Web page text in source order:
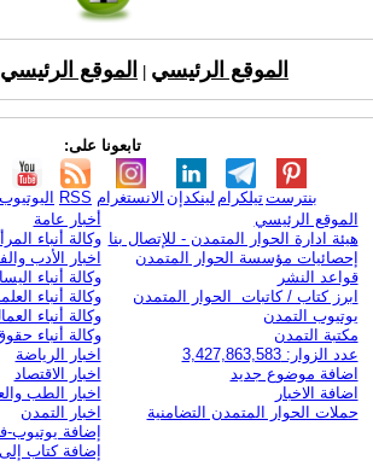
الموقع الرئيسي الموقع
تابعونا على:
اليوتيوب RSS الانستغرام لينكدإن تيلكرامبنترست
الموقع الرئيسي
هيئة ادارة الحوار المتمدن - للإتصال بنا
إحصائيات مؤسسة الحوار المتمدن
قواعد النشر
ابرز كتاب / كاتبات الحوار المتمدن
يوتيوب التمدن
مكتبة التمدن
عدد الزوار: 3,427,863,583
اضافة موضوع جديد
اضافة الاخبار
حملات الحوار المتمدن التضامنية
أخبار عامة
وكالة أنباء
اخبار الأدب
وكالة أنباء
وكالة أنباء
وكالة أنباء
وكالة أنباء
اخبار الرياضة
اخبار الاقتصاد
اخبار الطب
اخبار التمدن
إضافة
إضافة كتاب